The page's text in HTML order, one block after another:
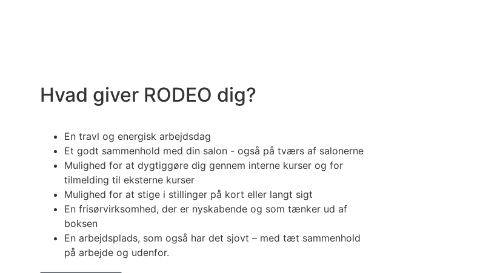
Hvad giver RODEO dig?
En travl og energisk arbejdsdag
Et godt sammenhold med din salon - også på tværs af salonerne
Mulighed for at dygtiggøre dig gennem interne kurser og for
tilmelding til eksterne kurser
Mulighed for at stige i stillinger på kort eller langt sigt
En frisørvirksomhed, der er nyskabende og som tænker ud af
boksen
En arbejdsplads, som også har det sjovt – med tæt sammenhold
på arbejde og udenfor.